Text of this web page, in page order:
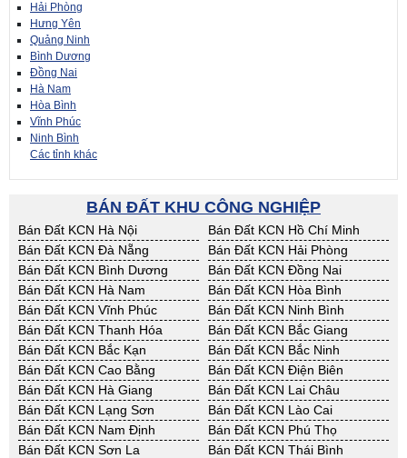
Hải Phòng
Hưng Yên
Quảng Ninh
Bình Dương
Đồng Nai
Hà Nam
Hòa Bình
Vĩnh Phúc
Ninh Bình
Các tỉnh khác
BÁN ĐẤT KHU CÔNG NGHIỆP
Bán Đất KCN Hà Nội
Bán Đất KCN Hồ Chí Minh
Bán Đất KCN Đà Nẵng
Bán Đất KCN Hải Phòng
Bán Đất KCN Bình Dương
Bán Đất KCN Đồng Nai
Bán Đất KCN Hà Nam
Bán Đất KCN Hòa Bình
Bán Đất KCN Vĩnh Phúc
Bán Đất KCN Ninh Bình
Bán Đất KCN Thanh Hóa
Bán Đất KCN Bắc Giang
Bán Đất KCN Bắc Kạn
Bán Đất KCN Bắc Ninh
Bán Đất KCN Cao Bằng
Bán Đất KCN Điện Biên
Bán Đất KCN Hà Giang
Bán Đất KCN Lai Châu
Bán Đất KCN Lạng Sơn
Bán Đất KCN Lào Cai
Bán Đất KCN Nam Định
Bán Đất KCN Phú Thọ
Bán Đất KCN Sơn La
Bán Đất KCN Thái Bình